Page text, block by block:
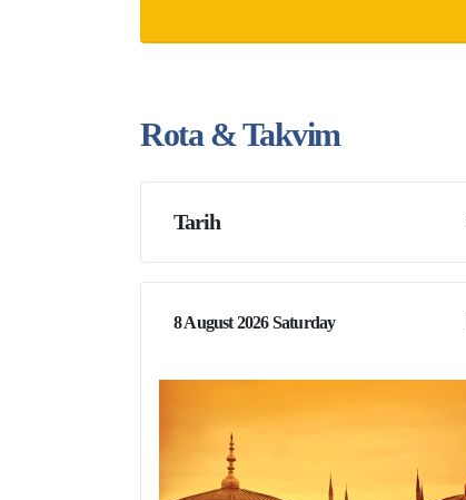
Rota & Takvim
Tarih
8 August 2026 Saturday